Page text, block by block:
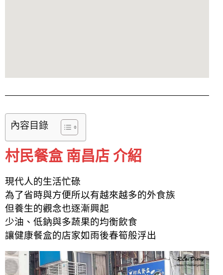
內容目錄
村民餐盒 南昌店 介紹
現代人的生活忙碌
為了省時與方便所以有越來越多的外食族
但養生的觀念也逐漸興起
少油、低鈉與多蔬果的均衡飲食
讓健康餐盒的店家如雨後春筍般浮出